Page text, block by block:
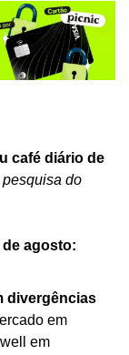
café diário de
do
agosto:
divergências
em
em